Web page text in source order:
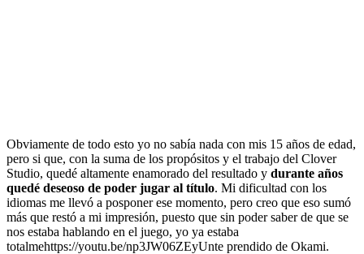
Obviamente de todo esto yo no sabía nada con mis 15 años de edad,
pero si que, con la suma de los propósitos y el trabajo del Clover
Studio, quedé altamente enamorado del resultado y durante años
quedé deseoso de poder jugar al título. Mi dificultad con los
idiomas me llevó a posponer ese momento, pero creo que eso sumó
más que restó a mi impresión, puesto que sin poder saber de que se
nos estaba hablando en el juego, yo ya estaba
totalmehttps://youtu.be/np3JW06ZEyUnte prendido de Okami.